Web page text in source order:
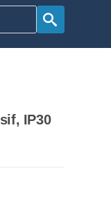
IP30